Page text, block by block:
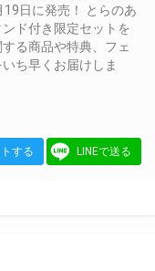
日に発売！ とらのあ
ド付き限定セットを
る商品や特典、フェ
ち早くお届けしま
する LINEで送る